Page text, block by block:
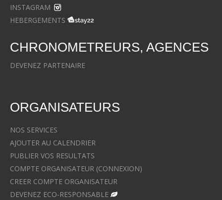
INSTAGRAM
HEBERGEMENTS
CHRONOMETREURS, AGENCES
DEVENEZ PARTENAIRE
ORGANISATEURS
NOS SERVICES
AJOUTER AU CALENDRIER
PUBLIER VOS RESULTATS
COMPTE ORGANISATEUR (CONNEXION)
CREER COMPTE ORGANISATEUR
DEVENEZ ECO-RESPONSABLE